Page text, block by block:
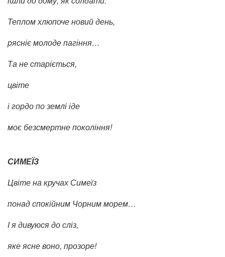
Теплом хлюпоче новий день,
рясніє молоде пагіння…
Та не старіється,
цвіте
і гордо по землі іде
моє безсмертне покоління!
СИМЕЇЗ
Цвіте на кручах Симеїз
понад спокійним Чорним морем…
І я дивуюся до сліз,
яке ясне воно, прозоре!